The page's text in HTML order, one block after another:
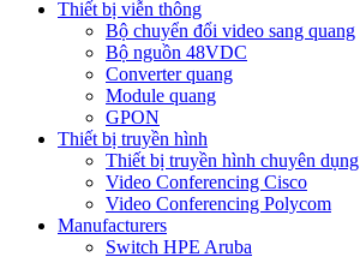
Thiết bị viễn thông
Bộ chuyển đổi video sang quang
Bộ nguồn 48VDC
Converter quang
Module quang
GPON
Thiết bị truyền hình
Thiết bị truyền hình chuyên dụng
Video Conferencing Cisco
Video Conferencing Polycom
Manufacturers
Switch HPE Aruba